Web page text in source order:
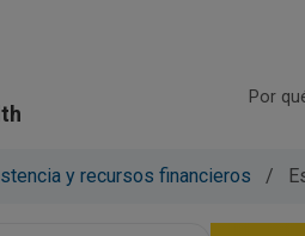
Por
y recursos financieros /